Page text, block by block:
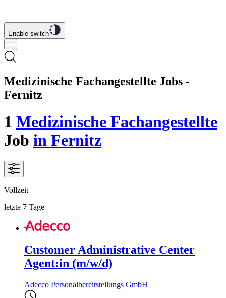
Enable switch
Medizinische Fachangestellte Jobs -
Fernitz
1 Medizinische Fachangestellte
Job in Fernitz
Vollzeit
letzte 7 Tage
Customer Administrative Center
Agent:in (m/w/d)
Adecco Personalbereitstellungs GmbH